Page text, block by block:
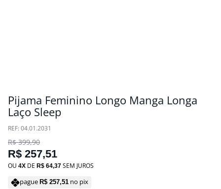
Pijama Feminino Longo Manga Longa
Laço Sleep
: 04.01.2031
R$ 399,90
R$ 257,51
OU 4 DE R$ 64,37 SEM JUROS
pague R$ 257,51 no pix